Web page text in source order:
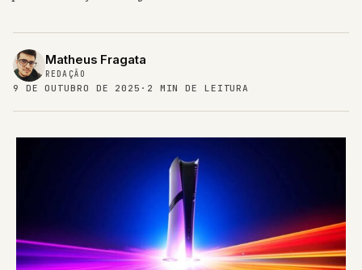
Matheus Fragata
REDAÇÃO
9 DE OUTUBRO DE 2025 · 2 MIN DE LEITURA